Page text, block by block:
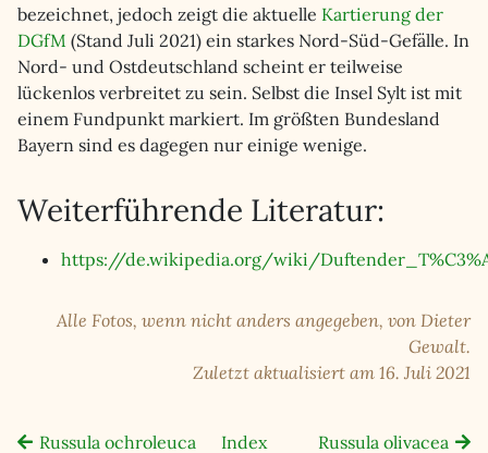
bezeichnet, jedoch zeigt die aktuelle Kartierung der
DGfM (Stand Juli 2021) ein starkes Nord-Süd-Gefälle. In
Nord- und Ostdeutschland scheint er teilweise
lückenlos verbreitet zu sein. Selbst die Insel Sylt ist mit
einem Fundpunkt markiert. Im größten Bundesland
Bayern sind es dagegen nur einige wenige.
Weiterführende Literatur:
https://de.wikipedia.org/wiki/
Alle Fotos, wenn nicht anders angegeben, von Dieter
Gewalt.
Zuletzt aktualisiert am 16. Juli 2021
Russula ochroleuca Index Russula olivacea